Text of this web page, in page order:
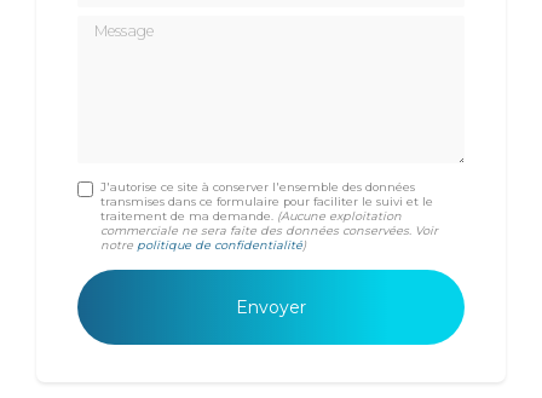
Message
J'autorise ce site à conserver l'ensemble des données
transmises dans ce formulaire pour faciliter le suivi et le
traitement de ma demande.
(Aucune exploitation
commerciale ne sera faite des données conservées. Voir
notre politique de confidentialité)